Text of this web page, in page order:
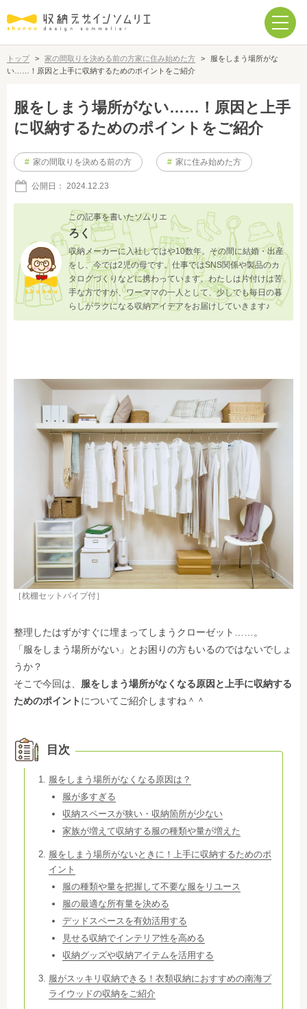
トップ > 家の間取りを決める前の方家に住み始めた方 >
服をしまう場所がな
い……！原因と上手に収納するためのポイントをご紹介
服をしまう場所がない……！原因と上手
に収納するためのポイントをご紹介
# 家の間取りを決める前の方 # 家に住み始めた方
公開日： 2024.12.23
この記事を書いたソムリエ
ろく
収納メーカーに入社してはや10数年。その間に結婚・出産
をし、今では2児の母です。仕事ではSNS関係や製品のカ
タログづくりなどに携わっています。わたしは片付けは苦
手な方ですが、ワーママの一人として、少しでも毎日の暮
らしがラクになる収納アイデアをお届けしていきます♪
［枕棚セットパイプ付］
整理したはずがすぐに埋まってしまうクローゼット……。
「服をしまう場所がない」とお困りの方もいるのではないでしょ
うか？
そこで今回は、 服をしまう場所がなくなる原因と上手に収納する
ためのポイント についてご紹介しますね＾＾
目次
服をしまう場所がなくなる原因は？
服が多すぎる
収納スペースが狭い・収納箇所が少ない
家族が増えて収納する服の種類や量が増えた
服をしまう場所がないときに！上手に収納するためのポ
イント
服の種類や量を把握して不要な服をリユース
服の最適な所有量を決める
デッドスペースを有効活用する
見せる収納でインテリア性を高める
収納グッズや収納アイテムを活用する
服がスッキリ収納できる！衣類収納におすすめの南海プ
ライウッドの収納をご紹介